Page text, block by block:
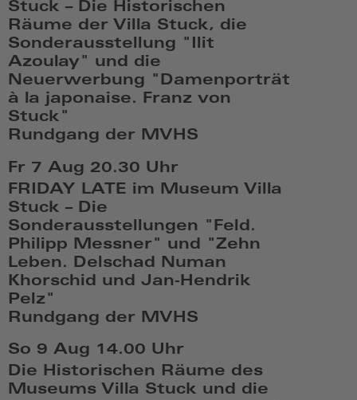
2026,
18:08
Stuck – Die Historischen
Räume der Villa Stuck, die
Sonderausstellung "Ilit
Azoulay" und die
Neuerwerbung "Damenporträt
à la japonaise. Franz von
Stuck"
Rundgang der MVHS
Aug
7
2026,
19:08
Fr 7 Aug 20.30 Uhr
FRIDAY LATE im Museum Villa
Stuck – Die
Sonderausstellungen "Feld.
Philipp Messner" und "Zehn
Leben. Delschad Numan
Khorschid und Jan-Hendrik
Pelz"
Rundgang der MVHS
Aug
7
2026,
So 9 Aug
14.00 Uhr
Die Historischen Räume des
Museums Villa Stuck und die